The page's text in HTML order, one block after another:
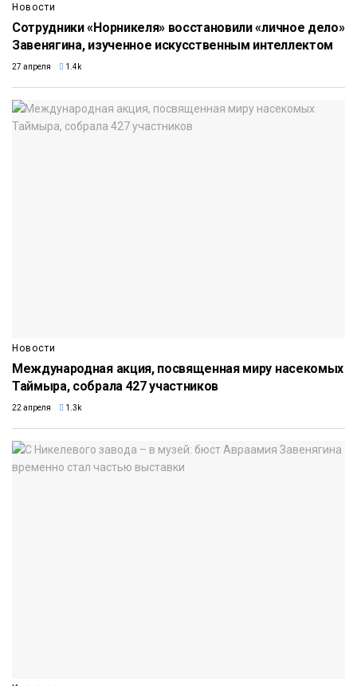
Новости
Сотрудники «Норникеля» восстановили «личное дело»
Завенягина, изученное искусственным интеллектом
27 апреля 1.4k
Новости
Международная акция, посвященная миру насекомых
Таймыра, собрала 427 участников
22 апреля 1.3k